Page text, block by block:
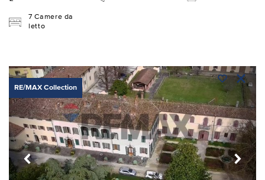
7 Camere da
letto
RE/MAX Collection